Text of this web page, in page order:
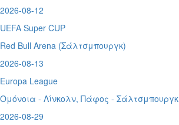
2026-08-12
UEFA Super CUP
Red Bull Arena (Σάλτσμπουργκ)
2026-08-13
Europa League
Ομόνοια - Λίνκολν, Πάφος - Σάλτσμπουργκ
2026-08-29